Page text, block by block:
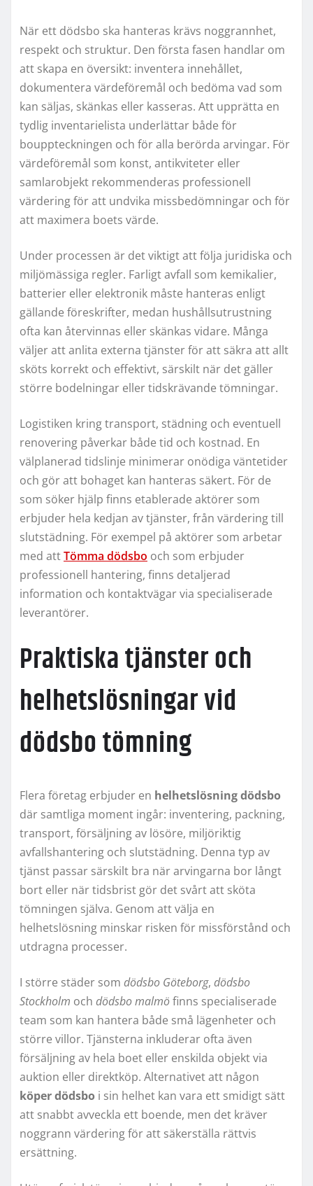
När ett dödsbo ska hanteras krävs noggrannhet,
respekt och struktur. Den första fasen handlar om
att skapa en översikt: inventera innehållet,
dokumentera värdeföremål och bedöma vad som
kan säljas, skänkas eller kasseras. Att upprätta en
tydlig inventarielista underlättar både för
bouppteckningen och för alla berörda arvingar. För
värdeföremål som konst, antikviteter eller
samlarobjekt rekommenderas professionell
värdering för att undvika missbedömningar och för
att maximera boets värde.
Under processen är det viktigt att följa juridiska och
miljömässiga regler. Farligt avfall som kemikalier,
batterier eller elektronik måste hanteras enligt
gällande föreskrifter, medan hushållsutrustning
ofta kan återvinnas eller skänkas vidare. Många
väljer att anlita externa tjänster för att säkra att allt
sköts korrekt och effektivt, särskilt när det gäller
större bodelningar eller tidskrävande tömningar.
Logistiken kring transport, städning och eventuell
renovering påverkar både tid och kostnad. En
välplanerad tidslinje minimerar onödiga väntetider
och gör att bohaget kan hanteras säkert. För de
som söker hjälp finns etablerade aktörer som
erbjuder hela kedjan av tjänster, från värdering till
slutstädning. För exempel på aktörer som arbetar
med attTömma dödsbo och som erbjuder
professionell hantering, finns detaljerad
information och kontaktvägar via specialiserade
leverantörer.
Praktiska tjänster och
helhetslösningar vid
dödsbo tömning
Flera företag erbjuder en helhetslösning dödsbo
där samtliga moment ingår: inventering, packning,
transport, försäljning av lösöre, miljöriktig
avfallshantering och slutstädning. Denna typ av
tjänst passar särskilt bra när arvingarna bor långt
bort eller när tidsbrist gör det svårt att sköta
tömningen själva. Genom att välja en
helhetslösning minskar risken för missförstånd och
utdragna processer.
I större städer som dödsbo Göteborg, dödsbo
Stockholm och dödsbo malmöfinns specialiserade
team som kan hantera både små lägenheter och
större villor. Tjänsterna inkluderar ofta även
försäljning av hela boet eller enskilda objekt via
auktion eller direktköp. Alternativet att någon
köper dödsbo i sin helhet kan vara ett smidigt sätt
att snabbt avveckla ett boende, men det kräver
noggrann värdering för att säkerställa rättvis
ersättning.